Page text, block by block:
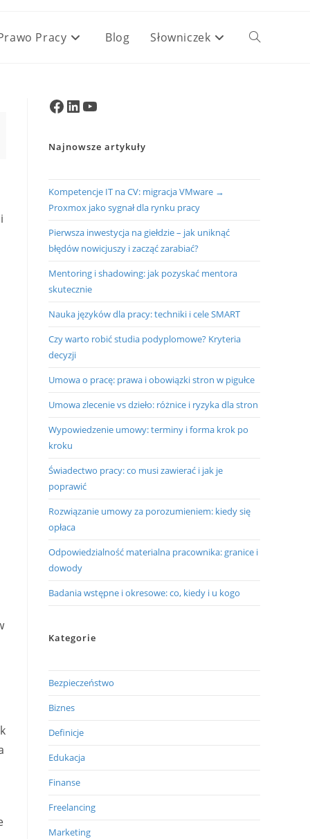
Pracy Blog Słowniczek Toggle
Facebook
LinkedInYouTube
Najnowsze artykuły
Kompetencje IT na CV: migracja VMware →
Proxmox jako sygnał dla rynku pracy
Pierwsza inwestycja na giełdzie – jak uniknąć
błędów nowicjuszy i zacząć zarabiać?
Mentoring i shadowing: jak pozyskać mentora
skutecznie
Nauka języków dla pracy: techniki i cele SMART
Czy warto robić studia podyplomowe? Kryteria
decyzji
Umowa o pracę: prawa i obowiązki stron w pigułce
Umowa zlecenie vs dzieło: różnice i ryzyka dla stron
Wypowiedzenie umowy: terminy i forma krok po
kroku
Świadectwo pracy: co musi zawierać i jak je
poprawić
Rozwiązanie umowy za porozumieniem: kiedy się
opłaca
Odpowiedzialność materialna pracownika: granice i
dowody
Badania wstępne i okresowe: co, kiedy i u kogo
Kategorie
Bezpieczeństwo
Biznes
Definicje
Edukacja
Finanse
Freelancing
Marketing